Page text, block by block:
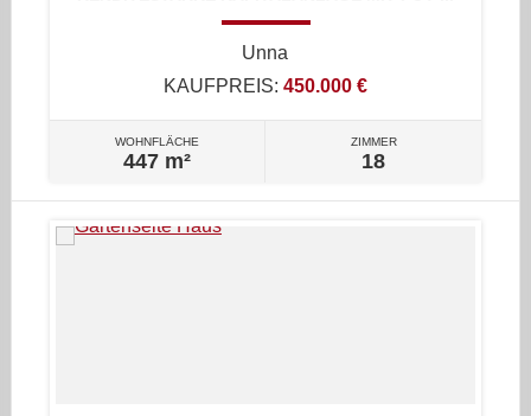
Unna
KAUFPREIS: 450.000 €
WOHNFLÄCHE
447 m²
ZIMMER
18